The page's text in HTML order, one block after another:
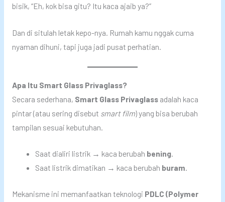
bisik, “Eh, kok bisa gitu? Itu kaca ajaib ya?”
Dan di situlah letak kepo-nya. Rumah kamu nggak cuma
nyaman dihuni, tapi juga jadi pusat perhatian.
Apa Itu Smart Glass Privaglass?
Secara sederhana, Smart Glass Privaglassadalah kaca
pintar (atau sering disebut smart film) yang bisa berubah
tampilan sesuai kebutuhan.
Saat dialiri listrik → kaca berubah bening.
Saat listrik dimatikan → kaca berubah buram.
Mekanisme ini memanfaatkan teknologi PDLC (Polymer